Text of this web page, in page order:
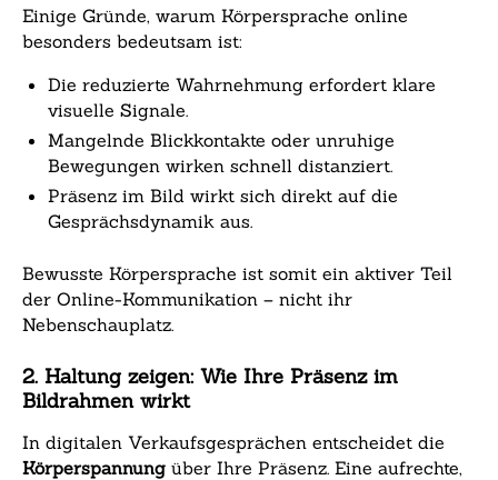
Einige Gründe, warum Körpersprache online
besonders bedeutsam ist:
Die reduzierte Wahrnehmung erfordert klare
visuelle Signale.
Mangelnde Blickkontakte oder unruhige
Bewegungen wirken schnell distanziert.
Präsenz im Bild wirkt sich direkt auf die
Gesprächsdynamik aus.
Bewusste Körpersprache ist somit ein aktiver Teil
der Online-Kommunikation – nicht ihr
Nebenschauplatz.
2. Haltung zeigen: Wie Ihre Präsenz im
Bildrahmen wirkt
In digitalen Verkaufsgesprächen entscheidet die
Körperspannung über Ihre Präsenz. Eine aufrechte,